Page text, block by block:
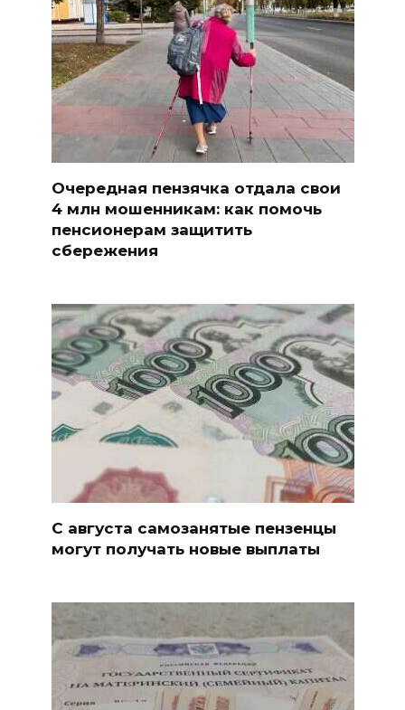
Очередная пензячка отдала свои
4 млн мошенникам: как помочь
пенсионерам защитить
сбережения
С августа самозанятые пензенцы
могут получать новые выплаты